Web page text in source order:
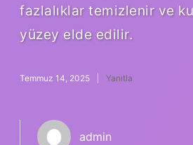
fazlalıklar temizlenir ve
yüzey elde edilir.
Temmuz 14, 2025 Yanıtla
admin